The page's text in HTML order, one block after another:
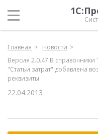
Главная
Новости
Версия 2.0.47 В
"Статьи затрат" добавлена
реквизиты
22.04.2013